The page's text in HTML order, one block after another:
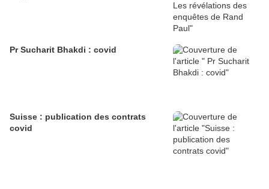
Pr Sucharit Bhakdi : covid
Suisse : publication des contrats
covid